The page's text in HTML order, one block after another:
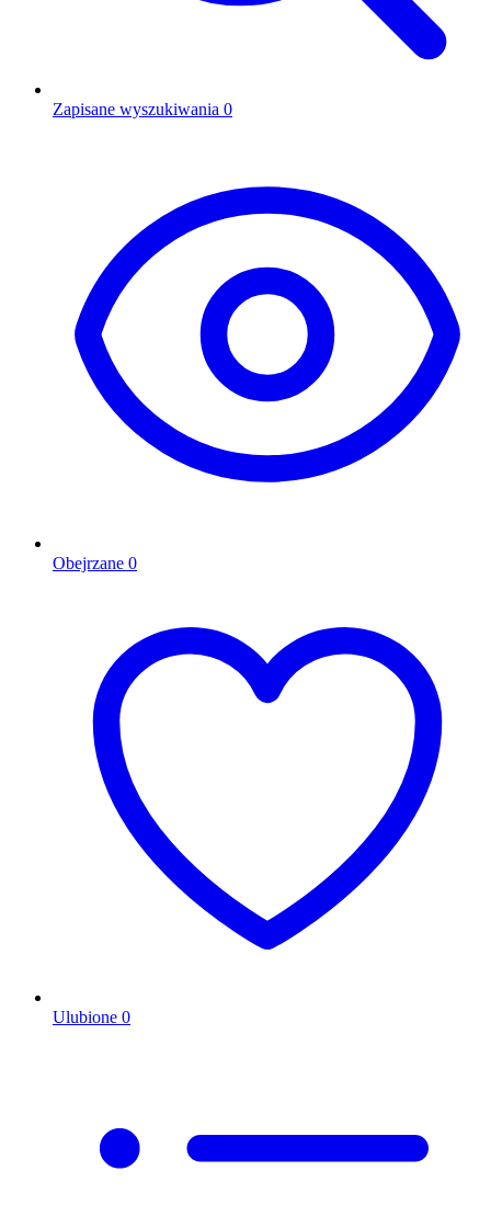
Zapisane wyszukiwania 0
Obejrzane 0
Ulubione 0